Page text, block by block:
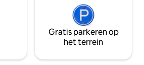
Gratis parkeren op
het terrein